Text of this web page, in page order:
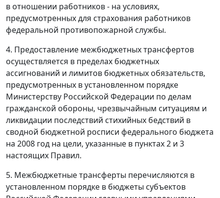
в отношении работников - на условиях,
предусмотренных для страхования работников
федеральной противопожарной службы.
4. Предоставление межбюджетных трансфертов
осуществляется в пределах бюджетных
ассигнований и лимитов бюджетных обязательств,
предусмотренных в установленном порядке
Министерству Российской Федерации по делам
гражданской обороны, чрезвычайным ситуациям и
ликвидации последствий стихийных бедствий в
сводной бюджетной росписи федерального бюджета
на 2008 год на цели, указанные в пунктах 2 и 3
настоящих Правил.
5. Межбюджетные трансферты перечисляются в
установленном порядке в бюджеты субъектов